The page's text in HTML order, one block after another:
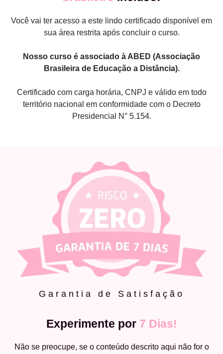
Você vai ter acesso a este lindo certificado disponível em
sua área restrita após concluir o curso.
Nosso curso é associado à ABED (Associação
Brasileira de Educação a Distância).
Certificado com carga horária, CNPJ e válido em todo
território nacional em conformidade com o Decreto
Presidencial N° 5.154.
Garantia de Satisfação
Experimente por 7 Dias!
Não se preocupe, se o conteúdo descrito aqui não for o